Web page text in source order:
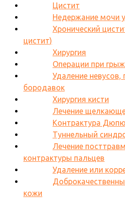
Цистит
Недержание мочи
Хронический
цистит)
Хирургия
Операции при
Удаление
бородавок
Хирургия кисти
Лечение
Контрактура
Туннельный
Лечение
контрактуры пальцев
Удаление или
кожи